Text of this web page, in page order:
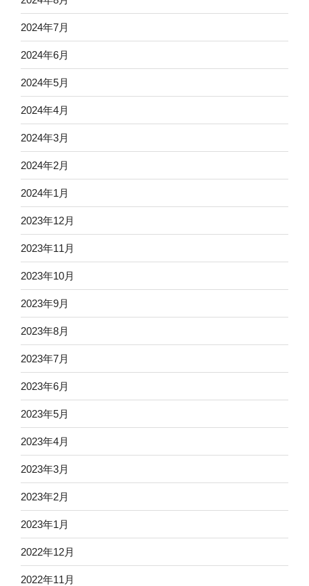
2024年7月
2024年6月
2024年5月
2024年4月
2024年3月
2024年2月
2024年1月
2023年12月
2023年11月
2023年10月
2023年9月
2023年8月
2023年7月
2023年6月
2023年5月
2023年4月
2023年3月
2023年2月
2023年1月
2022年12月
2022年11月